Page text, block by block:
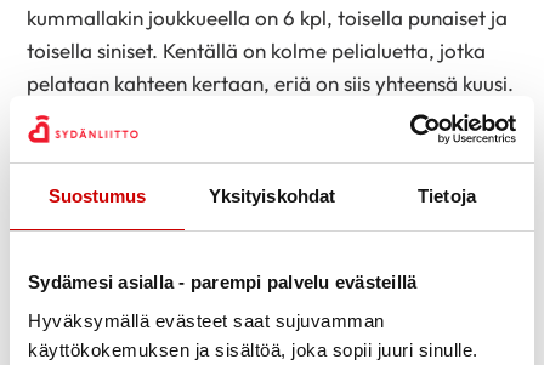
Suostumus Yksityiskohdat Tietoja
Sydämesi asialla - parempi palvelu evästeillä
Hyväksymällä evästeet saat sujuvamman
käyttökokemuksen ja sisältöä, joka sopii juuri sinulle.
kummallakin joukkueella on 6 kpl, toisella punaiset ja
toisella siniset. Kentällä on kolme pelialuetta, jotka
pelataan kahteen kertaan, eriä on siis yhteensä kuusi.
Ensimmäinen pelaaja heittää valkoisen maalipallon
merkitylle pelialueelle ja sen jälkeen oman pelipallon
vuoron saa kilpailija, joka yrittää saada oman
Heittovuoro on aina pelaajalla/joukkueella, jonka
pallo ei ole lähimpänä maalipalloa. Erän voittaa
pelaaja/joukkue, jonka pallo on lähimpänä